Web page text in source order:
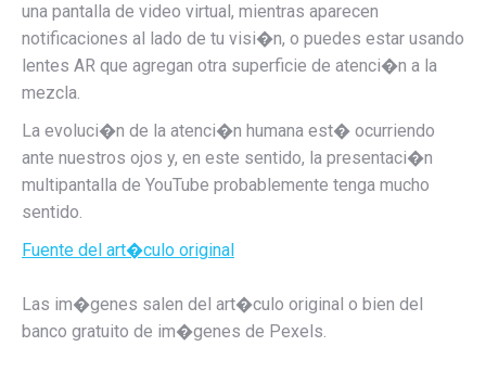
una pantalla de video virtual, mientras aparecen
notificaciones al lado de tu visi�n, o puedes estar usando
lentes AR que agregan otra superficie de atenci�n a la
mezcla.
La evoluci�n de la atenci�n humana est� ocurriendo
ante nuestros ojos y, en este sentido, la presentaci�n
multipantalla de YouTube probablemente tenga mucho
sentido.
Fuente del art�culo original
Las im�genes salen del art�culo original o bien del
banco gratuito de im�genes de Pexels.